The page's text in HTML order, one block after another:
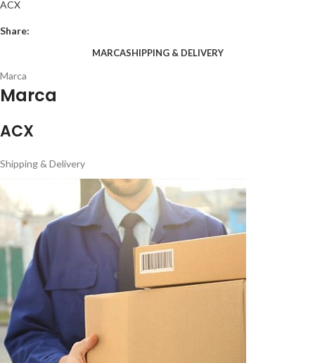
ACX
Share:
MARCASHIPPING & DELIVERY
Marca
Marca
ACX
Shipping & Delivery